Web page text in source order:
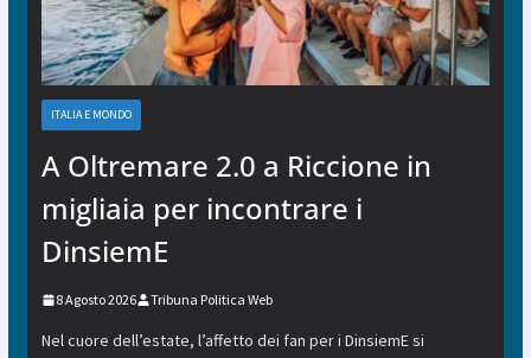
ITALIA E MONDO
A Oltremare 2.0 a Riccione in
migliaia per incontrare i
DinsiemE
8 Agosto 2026 Tribuna Politica Web
Nel cuore dell’estate, l’affetto dei fan per i DinsiemE si